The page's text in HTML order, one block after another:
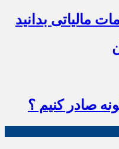
مالیاتی بدانید
صادر کنیم ؟